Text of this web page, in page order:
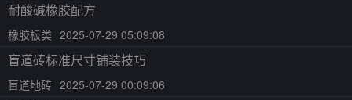
耐酸碱橡胶配方
橡胶板类 2025-07-29 05:09:08
盲道砖标准尺寸铺装技巧
盲道地砖 2025-07-29 00:09:06